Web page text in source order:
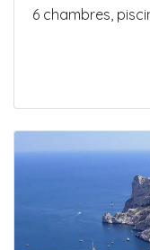
6 chambres,